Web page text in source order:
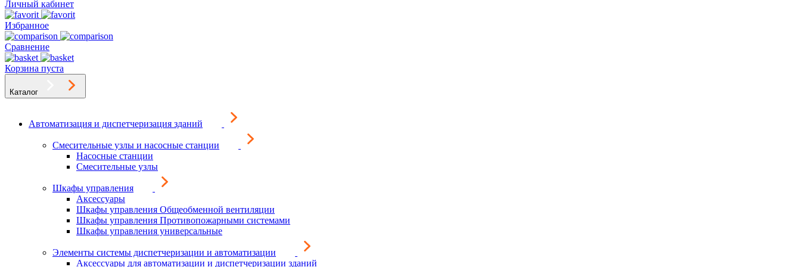
Личный кабинет
Избранное
Сравнение
Корзина пуста
Каталог
Автоматизация и диспетчеризация зданий
Смесительные узлы и насосные станции
Насосные станции
Смесительные узлы
Шкафы управления
Аксессуары
Шкафы управления Общеобменной вентиляции
Шкафы управления Противопожарными системами
Шкафы управления универсальные
Элементы системы диспетчеризации и автоматизации
Аксессуары для автоматизации и диспетчеризации зданий